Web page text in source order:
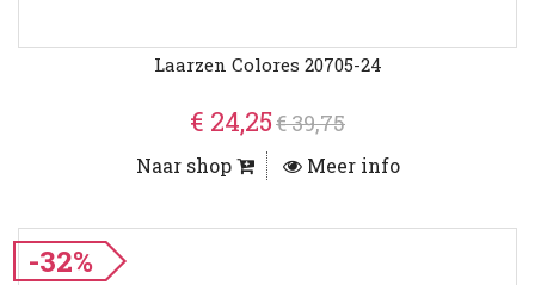
Laarzen Colores 20705-24
€ 24,25€ 39,75
Naar shop Meer info
-32%